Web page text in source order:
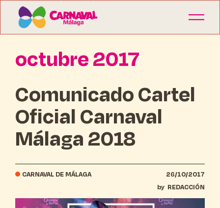
octubre 2017
Comunicado Cartel
Oficial Carnaval
Málaga 2018
CARNAVAL DE MÁLAGA
26/10/2017
by REDACCIÓN